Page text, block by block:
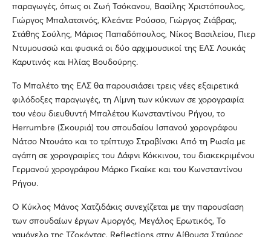
παραγωγές, όπως οι Ζωή Τσόκανου, Βασίλης Χριστόπουλος,
Γιώργος Μπαλατσινός, Κλεάντε Ρούσσο, Γιώργος Ζιάβρας,
Στάθης Σούλης, Μάριος Παπαδόπουλος, Νίκος Βασιλείου, Πιερ
Ντυμουσσώ και φυσικά οι δύο αρχιμουσικοί της ΕΛΣ Λουκάς
Καρυτινός και Ηλίας Βουδούρης.
Το Μπαλέτο της ΕΛΣ θα παρουσιάσει τρεις νέες εξαιρετικά
φιλόδοξες παραγωγές, τη Λίμνη των κύκνων σε χορογραφία
του νέου διευθυντή Μπαλέτου Κωνσταντίνου Ρήγου, το
Herrumbre (Σκουριά) του σπουδαίου Ισπανού χορογράφου
Νάτσο Ντουάτο και το τρίπτυχο Στραβίνσκι Από τη Ρωσία με
αγάπη σε χορογραφίες του Δάφνι Κόκκινου, του διακεκριμένου
Γερμανού χορογράφου Μάρκο Γκαίκε και του Κωνσταντίνου
Ρήγου.
Ο Κύκλος Μάνος Χατζιδάκις συνεχίζεται με την παρουσίαση
των σπουδαίων έργων Αμοργός, Μεγάλος Ερωτικός, Το